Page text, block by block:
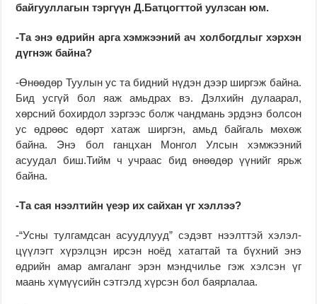
байгууллагын тэргүүн Д.Батцогттой уулзсан юм.
-Та энэ өдрийн арга хэмжээний ач холбогдлыг хэрхэн
дүгнэж байна?
-Өнөөдөр Туулын ус та бидний нүдэн дээр ширгэж байна.
Бид усгүй бол яаж амьдрах вэ. Дэлхийн дулаарал,
хөрсний бохирдол зэргээс болж чандмань эрдэнэ болсон
ус өдрөөс өдөрт хатаж ширгэн, амьд байгаль мөхөж
байна. Энэ бол ганцхан Монгол Улсын хэмжээний
асуудал биш.Тийм ч учраас бид өнөөдөр үүнийг ярьж
байна.
-Та сая нээлтийн үеэр их сайхан үг хэллээ?
-“Усны тулгамдсан асууд­­­лууд” сэдэвт нээлттэй хэ­лэл­
цүүлэгт хүрэлцэн ир­сэн ноёд хатагтай та бүхний энэ
өдрийн амар амгаланг эрэн мэндчилье гэж хэлсэн үг
маань хүмүүсийн сэтгэлд хүрсэн бол баярлалаа.